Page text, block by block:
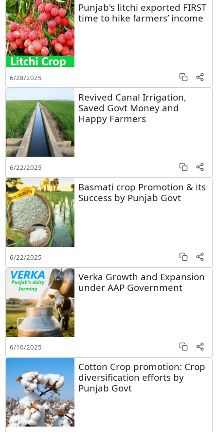
Punjab's litchi exported FIRST
time to hike farmers’ income
6/28/2025
Revived Canal Irrigation,
Saved Govt Money and
Happy Farmers
6/22/2025
Basmati crop Promotion & its
Success by Punjab Govt
6/22/2025
Verka Growth and Expansion
under AAP Government
6/10/2025
Cotton Crop promotion: Crop
diversification efforts by
Punjab Govt